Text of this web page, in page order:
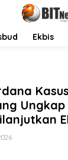
Ekbis